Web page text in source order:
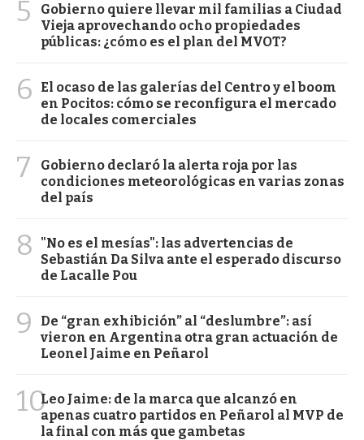
5
Gobierno quiere llevar mil familias a Ciudad
Vieja aprovechando ocho propiedades
públicas: ¿cómo es el plan del MVOT?
6
El ocaso de las galerías del Centro y el boom
en Pocitos: cómo se reconfigura el mercado
de locales comerciales
7
Gobierno declaró la alerta roja por las
condiciones meteorológicas en varias zonas
del país
8
"No es el mesías": las advertencias de
Sebastián Da Silva ante el esperado discurso
de Lacalle Pou
9
De “gran exhibición” al “deslumbre”: así
vieron en Argentina otra gran actuación de
Leonel Jaime en Peñarol
10Leo Jaime: de la marca que alcanzó en
apenas cuatro partidos en Peñarol al MVP de
la final con más que gambetas